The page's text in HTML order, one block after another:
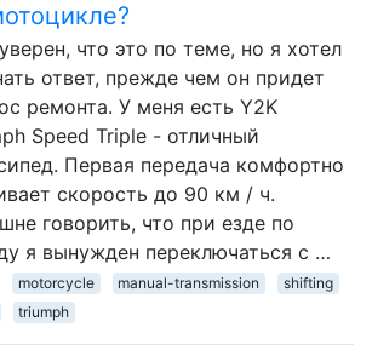
что это по теме, но я хотел
ответ, прежде чем он придет
ремонта. У меня есть Y2K
Speed ​​Triple - отличный
Первая передача комфортно
скорость до 90 км / ч.
говорить, что при езде по
я вынужден переключаться с …
motorcycle manual-transmission
shifting
triumph